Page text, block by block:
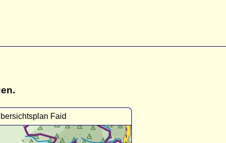
Faid